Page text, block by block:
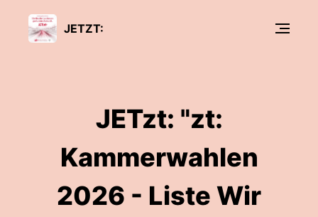
JETZT:
JETzt: "zt:
Kammerwahlen
2026 - Liste Wir